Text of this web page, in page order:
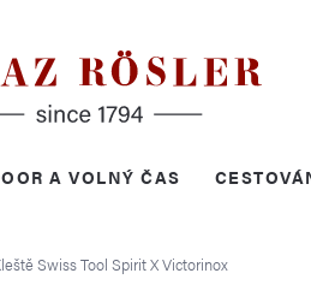
A VOLNÝ ČAS
Swiss Tool Spirit XVictorinox